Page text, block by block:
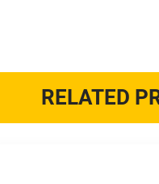
RELATED